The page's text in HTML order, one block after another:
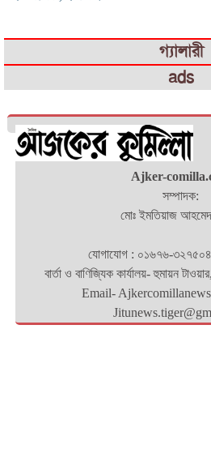
গ্যালারী
ads
Ajker-
সম্পাদক:
মোঃ ইমতিয়াজ
যোগাযোগ : ০১৬৭৬-
বার্তা ও বাণিজ্যিক কার্যালয়- হুমায়ন
Email-